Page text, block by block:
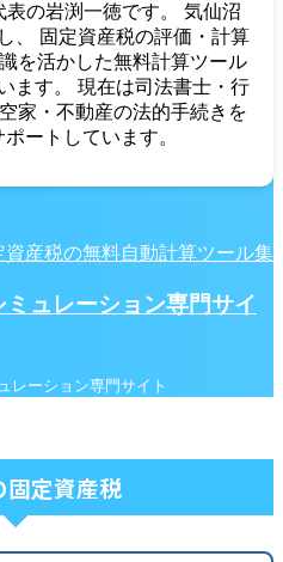
の岩渕一徳です。 気仙沼
、 固定資産税の評価・計算
を活かした無料計算ツール
ます。 現在は司法書士・行
家・不動産の法的手続きを
ートしています。
産税の無料自動計算ツール集
ュレーション専門サイ
レーション専門サイト
固定資産税